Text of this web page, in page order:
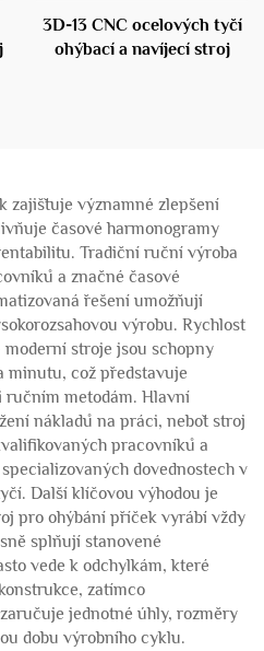
3D-13 CNC ocelových tyčí
ohýbací a navíjecí stroj
zajišťuje významné zlepšení
časové harmonogramy
Tradiční ruční výroba
a značné časové
řešení umožňují
výrobu. Rychlost
stroje jsou schopny
minutu, což představuje
ručním metodám. Hlavní
nákladů na práci, neboť stroj
pracovníků a
dovednostech v
Další klíčovou výhodou je
pro ohýbání příček vyrábí vždy
splňují stanovené
vede k odchylkám, které
zatímco
jednotné úhly, rozměry
dobu výrobního cyklu.